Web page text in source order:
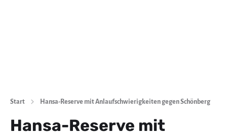
Start Hansa-Reserve mit Anlaufschwierigkeiten gegen Schönberg
Hansa-Reserve mit